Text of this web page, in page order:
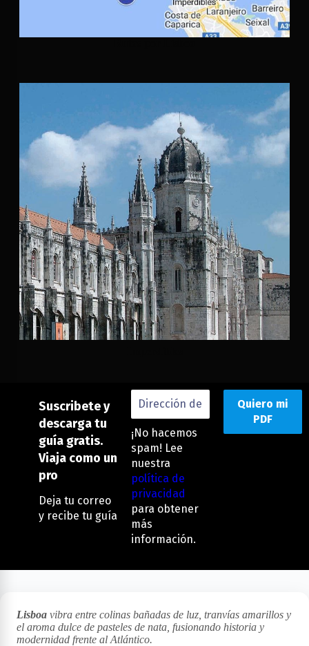
Suscribete y
descarga tu
guía gratis.
Viaja como un
pro
Deja tu correo
y recibe tu guía
¡No hacemos
spam! Lee
nuestra
política de
privacidad
para obtener
más
información.
Lisboa vibra entre colinas bañadas de luz, tranvías amarillos y
el aroma dulce de pasteles de nata, fusionando historia y
modernidad frente al Atlántico.